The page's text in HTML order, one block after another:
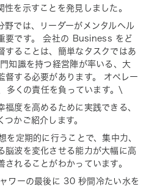
性を示すことを発見しました。
野では、リーダーがメンタルヘル
要です。 会社の Business をど
することは、簡単なタスクではあ
知識を持つ経営陣が率いる、大
督する必要があります。 オペレー
多くの責任を負っています。\
福度を高めるために実践できる、
かご紹介します。
を定期的に行うことで、集中力、
脳波を変化させる能力が大幅に高
されることがわかっています。
ワーの最後に 30 秒間冷たい水を